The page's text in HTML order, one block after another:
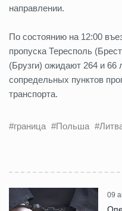
направлении.
По состоянию на 12:00
пропуска Тересполь
(Брузги) ожидают 264 и 66
сопредельных пунктов
транспорта.
#граница #Польша
09